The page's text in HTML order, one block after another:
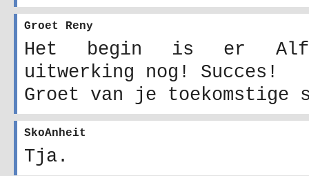
Groet Reny
Het begin is er
uitwerking nog! Succes!
Groet van je toekomstige
SkoAnheit
Tja.